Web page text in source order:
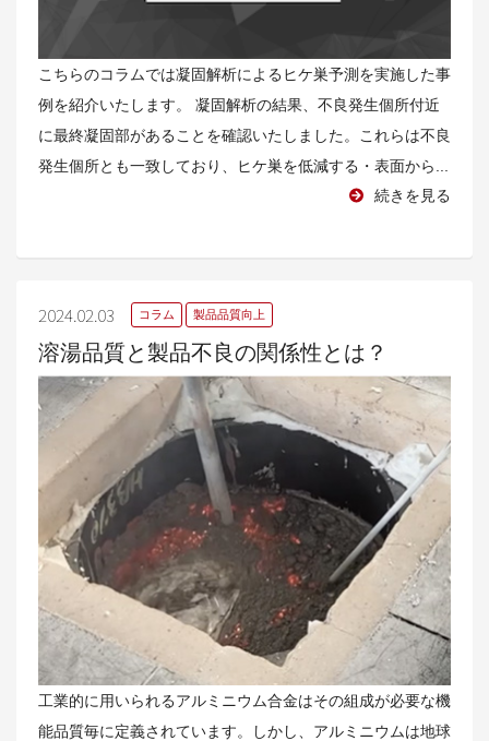
こちらのコラムでは凝固解析によるヒケ巣予測を実施した事
例を紹介いたします。 凝固解析の結果、不良発生個所付近
に最終凝固部があることを確認いたしました。これらは不良
発生個所とも一致しており、ヒケ巣を低減する・表面から...
続きを見る
2024.02.03 コラム 製品品質向上
溶湯品質と製品不良の関係性とは？
工業的に用いられるアルミニウム合金はその組成が必要な機
能品質毎に定義されています。しかし、アルミニウムは地球